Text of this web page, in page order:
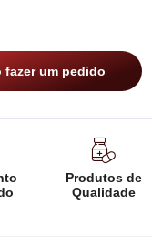
fazer um pedido
Produtos de
Qualidade